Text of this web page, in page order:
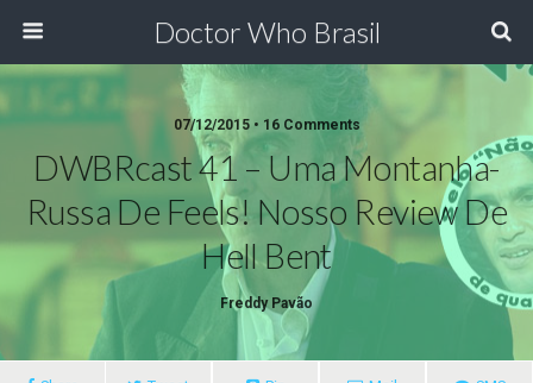
Doctor Who Brasil
07/12/2015 • 16 Comments
DWBRcast 41 – Uma Montanha-
Russa De Feels! Nosso Review De
Hell Bent
Freddy Pavão